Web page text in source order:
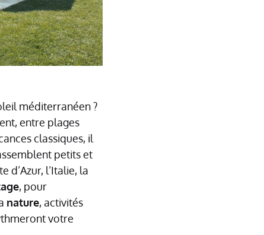
méditerranéen ?
entre plages
classiques, il
petits et
l’Italie, la
, pour
nature, activités
votre